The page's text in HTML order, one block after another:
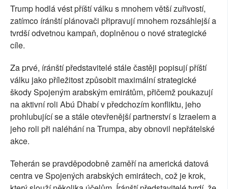
Trump hodlá vést příští válku s mnohem větší zuřivostí,
zatímco íránští plánovači připravují mnohem rozsáhlejší a
tvrdší odvetnou kampaň, doplněnou o nové strategické
cíle.
Za prvé, íránští představitelé stále častěji popisují příští
válku jako příležitost způsobit maximální strategické
škody Spojeným arabským emirátům, přičemž poukazují
na aktivní roli Abú Dhabí v předchozím konfliktu, jeho
prohlubující se a stále otevřenější partnerství s Izraelem a
jeho roli při naléhání na Trumpa, aby obnovil nepřátelské
akce.
Teherán se pravděpodobně zaměří na americká datová
centra ve Spojených arabských emirátech, což je krok,